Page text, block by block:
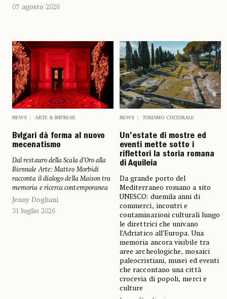
07 agosto 2026
NEWS ARTE & IMPRESE
Bvlgari dà forma al nuovo
mecenatismo
Dal restauro della Scala d’Oro alla
Biennale Arte: Matteo Morbidi
racconta il dialogo della Maison tra
memoria e ricerca contemporanea
Jenny Dogliani
31 luglio 2026
NEWS TURISMO CULTURALE
Un’estate di mostre ed
eventi mette sotto i
riflettori la storia romana
di Aquileia
Da grande porto del
Mediterraneo romano a sito
UNESCO: duemila anni di
commerci, incontri e
contaminazioni culturali lungo
le direttrici che univano
l’Adriatico all’Europa. Una
memoria ancora visibile tra
aree archeologiche, mosaici
paleocristiani, musei ed eventi
che raccontano una città
crocevia di popoli, merci e
culture